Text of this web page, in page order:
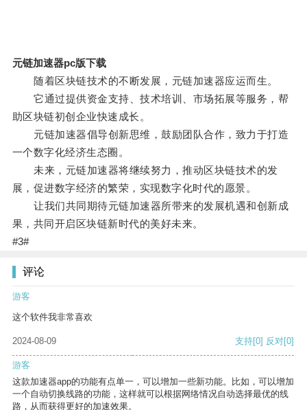
元链加速器pc版下载
随着区块链技术的不断发展，元链加速器应运而生。
它通过提供资金支持、技术培训、市场拓展等服务，帮
助区块链初创企业快速成长。
元链加速器倡导创新思维，鼓励团队合作，致力于打造
一个数字化经济生态圈。
未来，元链加速器将继续努力，推动区块链技术的发
展，促进数字经济的繁荣，实现数字化时代的愿景。
让我们共同期待元链加速器所带来的发展机遇和创新成
果，共同开启区块链新时代的美好未来。
#3#
评论
游客
这个软件我非常喜欢
2024-08-09 支持[0] 反对[0]
游客
这款加速器app的功能有点单一，可以增加一些新功能。比如，可以增加
一个自动切换线路的功能，这样就可以根据网络情况自动选择最优的线
路，从而获得更好的加速效果。